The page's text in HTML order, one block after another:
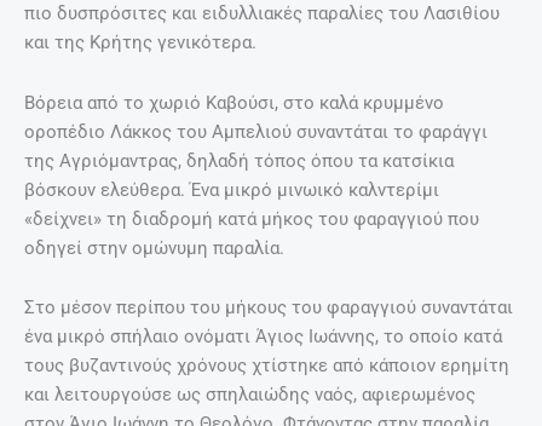
πιο δυσπρόσιτες και ειδυλλιακές παραλίες του Λασιθίου
και της Κρήτης γενικότερα.
Βόρεια από το χωριό Καβούσι, στο καλά κρυμμένο
οροπέδιο Λάκκος του Αμπελιού συναντάται το φαράγγι
της Αγριόμαντρας, δηλαδή τόπος όπου τα κατσίκια
βόσκουν ελεύθερα. Ένα μικρό μινωικό καλντερίμι
«δείχνει» τη διαδρομή κατά μήκος του φαραγγιού που
οδηγεί στην ομώνυμη παραλία.
Στο μέσον περίπου του μήκους του φαραγγιού συναντάται
ένα μικρό σπήλαιο ονόματι Άγιος Ιωάννης, το οποίο κατά
τους βυζαντινούς χρόνους χτίστηκε από κάποιον ερημίτη
και λειτουργούσε ως σπηλαιώδης ναός, αφιερωμένος